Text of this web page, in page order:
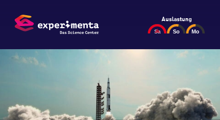
Auslastung